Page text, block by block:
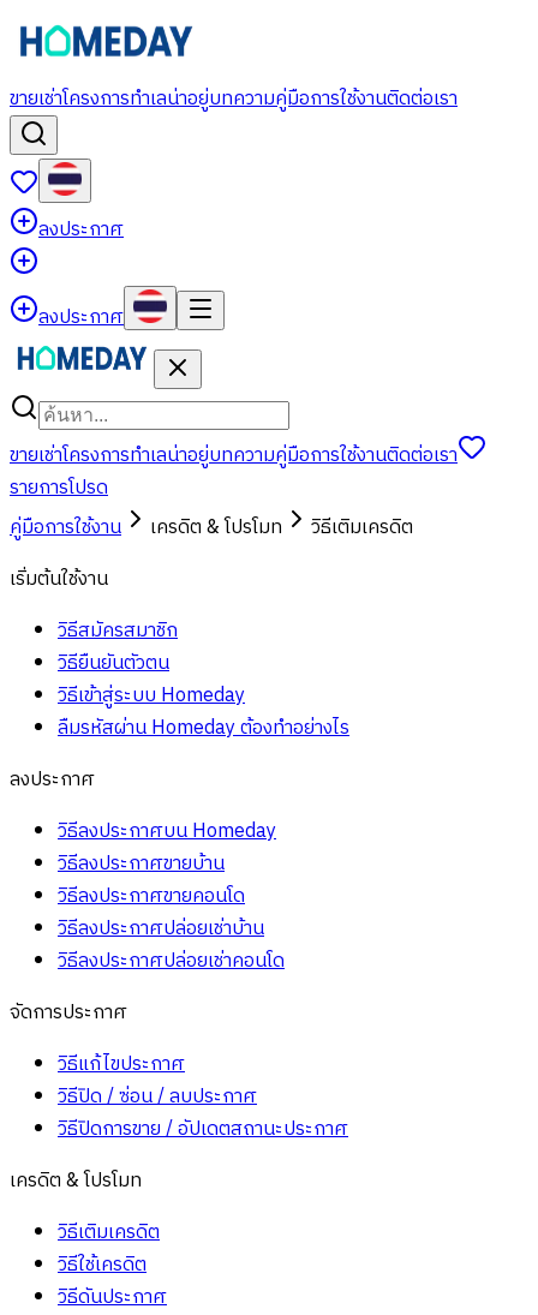
ขายเช่าโครงการทำเลน่าอยู่บทความคู่มือการใช้งานติดต่อเรา
ลงประกาศ
ลงประกาศ
ขายเช่าโครงการทำเลน่าอยู่บทความคู่มือการใช้งานติดต่อเรา
รายการโปรด
คู่มือการใช้งาน
เครดิต & โปรโมท
วิธีเติมเครดิต
เริ่มต้นใช้งาน
วิธีสมัครสมาชิก
วิธียืนยันตัวตน
วิธีเข้าสู่ระบบ Homeday
ลืมรหัสผ่าน Homeday ต้องทำอย่างไร
ลงประกาศ
วิธีลงประกาศบน Homeday
วิธีลงประกาศขายบ้าน
วิธีลงประกาศขายคอนโด
วิธีลงประกาศปล่อยเช่าบ้าน
วิธีลงประกาศปล่อยเช่าคอนโด
จัดการประกาศ
วิธีแก้ไขประกาศ
วิธีปิด / ซ่อน / ลบประกาศ
วิธีปิดการขาย / อัปเดตสถานะประกาศ
เครดิต & โปรโมท
วิธีเติมเครดิต
วิธีใช้เครดิต
วิธีดันประกาศ